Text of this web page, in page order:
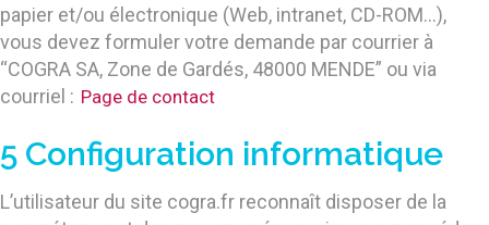
papier et/ou électronique (Web, intranet, CD-ROM…),
vous devez formuler votre demande par courrier à
“COGRA SA, Zone de Gardés, 48000 MENDE” ou via
courriel : Page de contact
5 Configuration informatique
L’utilisateur du site cogra.fr reconnaît disposer de la